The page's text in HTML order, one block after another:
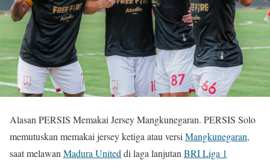
Alasan PERSIS Memakai Jersey Mangkunegaran. PERSIS Solo
memutuskan memakai jersey ketiga atau versiMangkunegaran,
saat melawanMadura Uniteddi laga lanjutanBRI Liga 1